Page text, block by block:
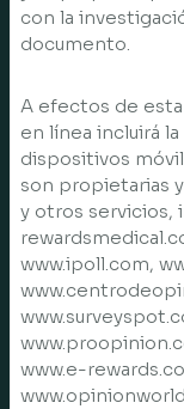
con la
documento.
A efectos de
en línea incluirá
dispositivos
son propietarias
y otros servicios,
www.ipoll.com,
www.e-